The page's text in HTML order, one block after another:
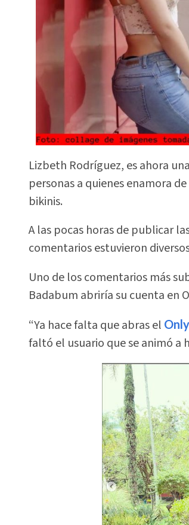
Lizbeth Rodríguez, es ahora
personas a quienes enamora
bikinis.
A las pocas horas de publicar
comentarios estuvieron
Uno de los comentarios más
Badabum abriría su cuenta en
“Ya hace falta que abras el
faltó el usuario que se animó a